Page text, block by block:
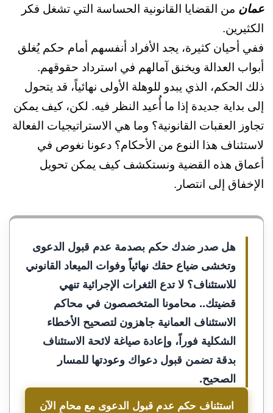
عمان من القضايا القانونية الحساسة التي تشغل فكر
الكثيرين.
ففي أحيان كثيرة، يجد الأفراد أنفسهم أمام حكم يُغلق
أبواب العدالة ويخنق آمالهم في استرداد حقوقهم.
ذلك الحكم، الذي يبدو للوهلة الأولى نهائياً، قد يتحول
إلى بداية جديدة إذا ما أُعيد النظر فيه. لكن، كيف يمكن
تجاوز العقبات القانونية؟ وما هي الاستراتيجيات الفعالة
لاستئناف هذا النوع من الأحكام؟ دعونا نغوص في
أعماق هذه القضية ونستكشف كيف يمكن تحويل
الإخفاق إلى انتصار.
هل صدر ضدك حكم بصدمة عدم قبول الدعوى
وتخشى ضياع حقك نهائياً وفوات الميعاد القانوني
للاستئناف؟ لا تدع الثغرات الإجرائية تنهي
قضيتك.. محامونا المتخصصون في محاكم
الاستئناف العمانية جاهزون لتصحيح الأخطاء
الشكلية فوراً، وإعادة صياغة لائحة الاستئناف
بدقة تضمن قبول دعواك وعودتها للمسار
الصحيح.
استئناف حكم عدم قبول الدعوى مع محامٍ الآن